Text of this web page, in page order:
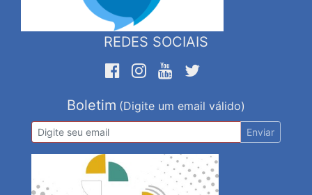
REDES SOCIAIS
Boletim (Digite um email válido)
Enviar